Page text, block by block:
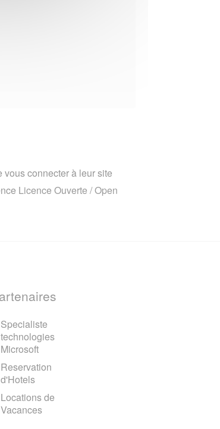
vous connecter à leur site
Licence Ouverte / Open
Specialiste
technologies
Microsoft
Reservation
d'Hotels
Locations de
Vacances